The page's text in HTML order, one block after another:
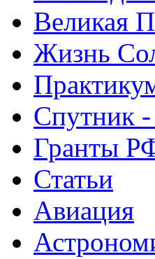
Великая
Жизнь
Спутник
Гранты
Статьи
Авиация